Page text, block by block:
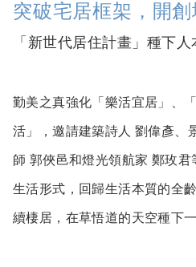
突破宅居框架，開
「新世代居住計畫」種下
勤美之真強化「樂活宜居」、
活」，邀請建築詩人 劉偉彥、
師 郭俠邑和燈光領航家 鄭玫
生活形式，回歸生活本質的全
續棲居，在草悟道的天空種下一